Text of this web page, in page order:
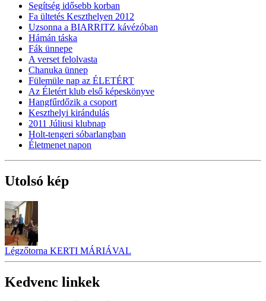
Segítség idősebb korban
Fa ültetés Keszthelyen 2012
Uzsonna a BIARRITZ kávézóban
Hámán táska
Fák ünnepe
A verset felolvasta
Chanuka ünnep
Fülemüle nap az ÉLETÉRT
Az Életért klub első képeskönyve
Hangfűrdőzik a csoport
Keszthelyi kirándulás
2011 Júliusi klubnap
Holt-tengeri sóbarlangban
Életmenet napon
Utolsó kép
Légzőtorna KERTI MÁRIÁVAL
Kedvenc linkek